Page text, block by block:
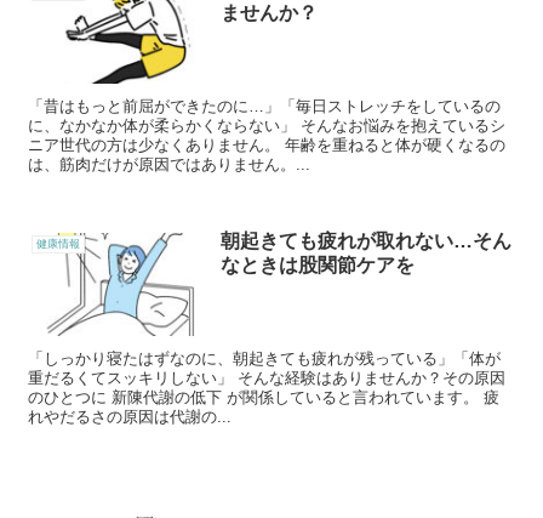
ませんか？
「昔はもっと前屈ができたのに…」「毎日ストレッチをしているの
に、なかなか体が柔らかくならない」 そんなお悩みを抱えているシ
ニア世代の方は少なくありません。 年齢を重ねると体が硬くなるの
は、筋肉だけが原因ではありません。...
健康情報
朝起きても疲れが取れない…そん
なときは股関節ケアを
「しっかり寝たはずなのに、朝起きても疲れが残っている」「体が
重だるくてスッキリしない」 そんな経験はありませんか？その原因
のひとつに 新陳代謝の低下 が関係していると言われています。 疲
れやだるさの原因は代謝の...